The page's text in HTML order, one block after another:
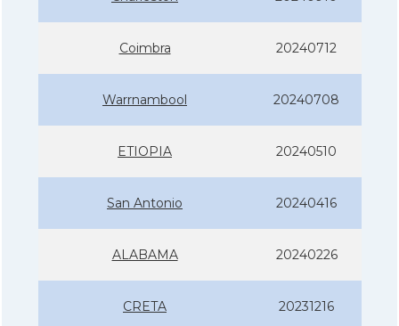
Coimbra 20240712
Warrnambool 20240708
ETIOPIA 20240510
San Antonio 20240416
ALABAMA 20240226
CRETA 20231216